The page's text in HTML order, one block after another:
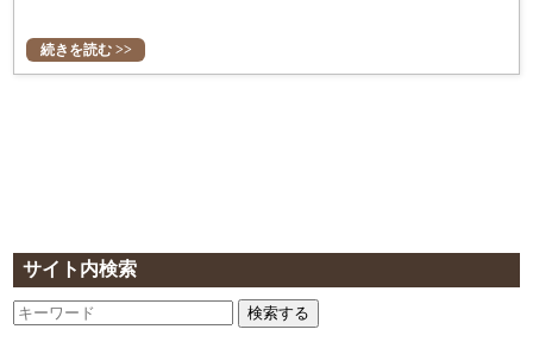
サイト内検索
検索する
続きを読む >>